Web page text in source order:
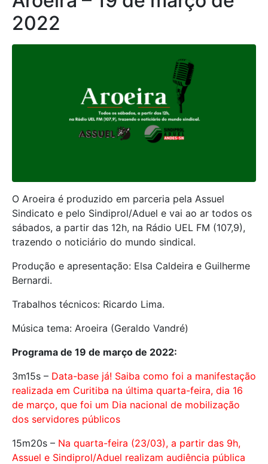
2022
O Aroeira é produzido em parceria pela Assuel
Sindicato e pelo Sindiprol/Aduel e vai ao ar todos os
sábados, a partir das 12h, na Rádio UEL FM (107,9),
trazendo o noticiário do mundo sindical.
Produção e apresentação: Elsa Caldeira e Guilherme
Bernardi.
Trabalhos técnicos: Ricardo Lima.
Música tema: Aroeira (Geraldo Vandré)
Programa de 19 de março de 2022:
3m15s – Data-base já! Saiba como foi a manifestação
realizada em Curitiba na última quarta-feira, dia 16
de março, que foi um Dia nacional de mobilização
dos servidores públicos
15m20s – Na quarta-feira (23/03), a partir das 9h,
Assuel e Sindiprol/Aduel realizam audiência pública